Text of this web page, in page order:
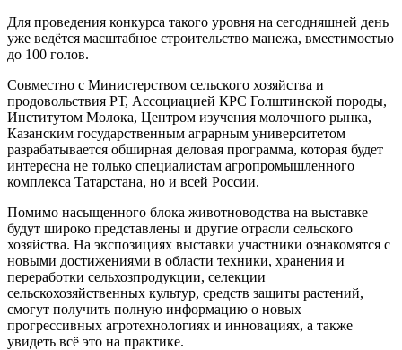
Для проведения конкурса такого уровня на сегодняшней день
уже ведётся масштабное строительство манежа, вместимостью
до 100 голов.
Совместно с Министерством сельского хозяйства и
продовольствия РТ, Ассоциацией КРС Голштинской породы,
Институтом Молока, Центром изучения молочного рынка,
Казанским государственным аграрным университетом
разрабатывается обширная деловая программа, которая будет
интересна не только специалистам агропромышленного
комплекса Татарстана, но и всей России.
Помимо насыщенного блока животноводства на выставке
будут широко представлены и другие отрасли сельского
хозяйства. На экспозициях выставки участники ознакомятся с
новыми достижениями в области техники, хранения и
переработки сельхозпродукции, селекции
сельскохозяйственных культур, средств защиты растений,
смогут получить полную информацию о новых
прогрессивных агротехнологиях и инновациях, а также
увидеть всё это на практике.